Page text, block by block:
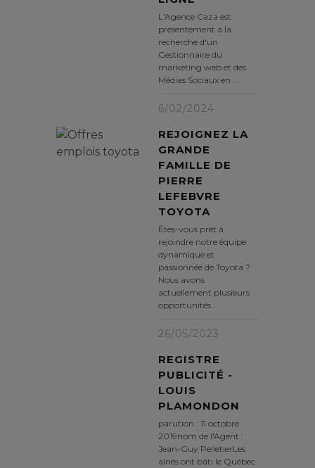
L'Agence Caza est
présentement à la
recherche d'un
Gestionnaire du
marketing web et des
Médias Sociaux en …
6/02/2024
REJOIGNEZ LA
GRANDE
FAMILLE DE
PIERRE
LEFEBVRE
TOYOTA
Êtes-vous prêt à
rejoindre notre équipe
dynamique et
passionnée de Toyota ?
Nous avons
actuellement plusieurs
opportunités …
26/05/2023
REGISTRE
PUBLICITÉ -
LOUIS
PLAMONDON
parution : 11 octobre
2019nom de l'Agent :
Jean-Guy PelletierLes
aînés ont bâti le Québec